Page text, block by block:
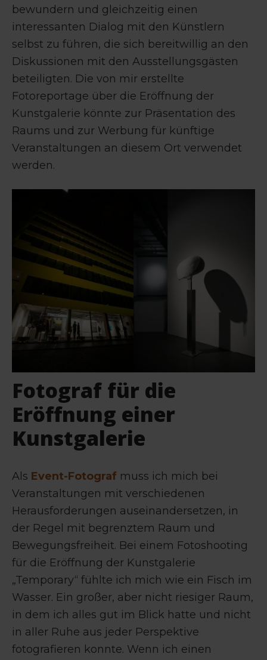
bewundern und gleichzeitig einen
interessanten Dialog mit den Künstlern
selbst zu führen, die sich bereitwillig an den
Diskussionen mit den Ausstellungsgästen
beteiligten. Die von mir erstellte
Fotoreportage über die Eröffnung der
Kunstgalerie könnte zur Präsentation des
Raums und zur Werbung für künftige
Veranstaltungen an diesem Ort verwendet
werden.
Fotograf für die
Eröffnung einer
Kunstgalerie
Als Event-Fotograf muss ich mich bei
Veranstaltungen mit verschiedenen
Herausforderungen auseinandersetzen, in
der Regel mit begrenztem Raum und
Bewegungsfreiheit. Bei einem Fotoshooting
für die Eröffnung der Kunstgalerie
„Temporary“ fühlte ich mich wie ein Fisch im
Wasser. Ein großer, aber nicht riesiger Raum,
in dem ich alles gut im Blick hatte und nicht
in aller Ruhe aus jeder Perspektive
fotografieren konnte. Wenn ich einen